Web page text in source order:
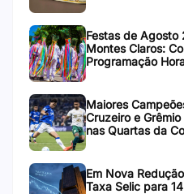
Festas de Agosto
Montes Claros:
Programação
Maiores
Cruzeiro e
nas Quartas da
Em Nova
Taxa Selic para